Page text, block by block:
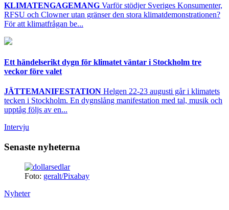
KLIMATENGAGEMANG Varför stödjer Sveriges Konsumenter,
RFSU och Clowner utan gränser den stora klimatdemonstrationen?
För att klimatfrågan be...
Ett händelserikt dygn för klimatet väntar i Stockholm tre
veckor före valet
JÄTTEMANIFESTATION Helgen 22-23 augusti går i klimatets
tecken i Stockholm. En dygnslång manifestation med tal, musik och
upptåg följs av en...
Intervju
Senaste nyheterna
Foto: geralt/Pixabay
Nyheter